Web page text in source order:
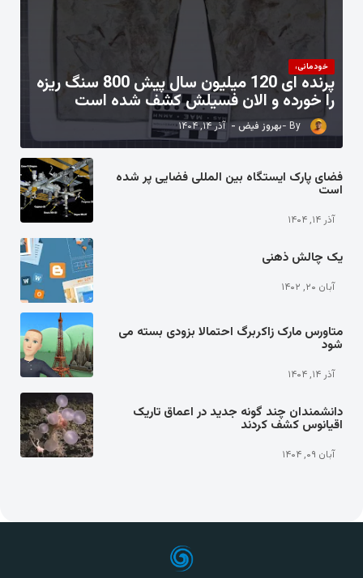
خودمانی،
پرنده ای 120 میلیون سال پیش 800 سنگ ریزه
را خورده و الان فسیلش کشف شده است
بهروز فیض آذر ۱۴, ۱۴۰۴
فضای پارک ایستگاه بین المللی فضایی پر شده
است
آذر ۱۴, ۱۴۰۴
یک چالش ذهنی
آبان ۲۰, ۱۴۰۲
متاورس مارک زاکربرگ احتمالا بزودی بسته می
شود
آذر ۱۴, ۱۴۰۴
دانشمندان چند گونه جدید در اعماق تاریک
اقیانوس کشف کردند
آبان ۰۹, ۱۴۰۴